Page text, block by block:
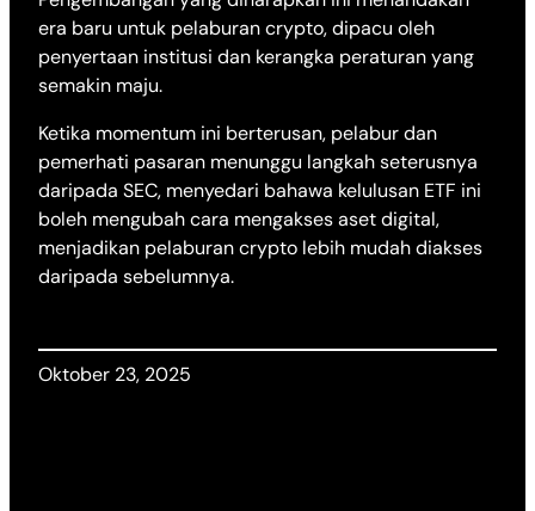
era baru untuk pelaburan crypto, dipacu oleh
penyertaan institusi dan kerangka peraturan yang
semakin maju.
Ketika momentum ini berterusan, pelabur dan
pemerhati pasaran menunggu langkah seterusnya
daripada SEC, menyedari bahawa kelulusan ETF ini
boleh mengubah cara mengakses aset digital,
menjadikan pelaburan crypto lebih mudah diakses
daripada sebelumnya.
Oktober 23, 2025